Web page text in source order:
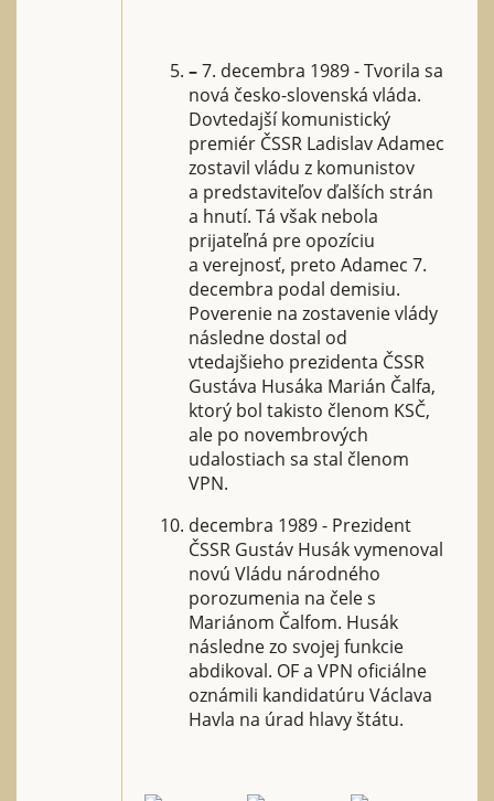
–7. decembra 1989 - Tvorila sa
nová česko-slovenská vláda.
Dovtedajší komunistický
premiér ČSSR Ladislav Adamec
zostavil vládu z komunistov
a predstaviteľov ďalších strán
a hnutí. Tá však nebola
prijateľná pre opozíciu
a verejnosť, preto Adamec 7.
decembra podal demisiu.
Poverenie na zostavenie vlády
následne dostal od
vtedajšieho prezidenta ČSSR
Gustáva Husáka Marián Čalfa,
ktorý bol takisto členom KSČ,
ale po novembrových
udalostiach sa stal členom
VPN.
decembra 1989 - Prezident
ČSSR Gustáv Husák vymenoval
novú Vládu národného
porozumenia na čele s
Mariánom Čalfom. Husák
následne zo svojej funkcie
abdikoval. OF a VPN oficiálne
oznámili kandidatúru Václava
Havla na úrad hlavy štátu.